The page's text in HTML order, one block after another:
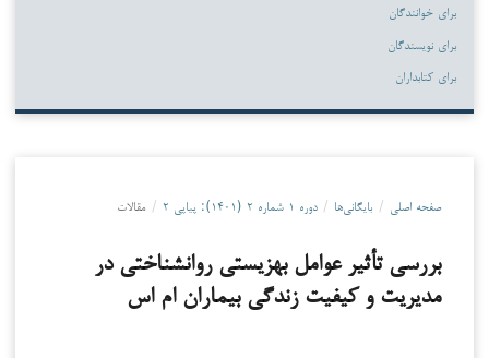
برای خوانندگان
برای نویسندگان
برای کتابداران
صفحه اصلی / بایگانی‌ها / دوره ۱ شماره ۲ (۱۴۰۱): پیاپی ۲ / مقالات
بررسی تأثیر عوامل بهزیستی روانشناختی در
مدیریت و کیفیت زندگی بیماران ام اس